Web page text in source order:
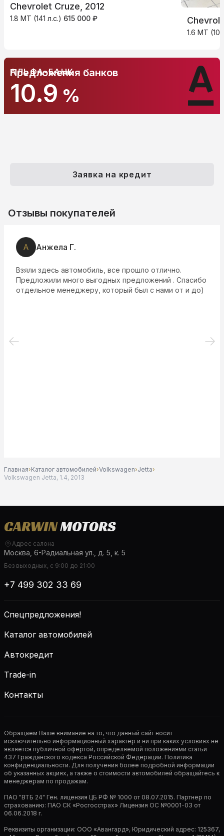
Chevrolet Cruze, 2012
1.8 MT (141 л.с.) 615 000 ₽
1.6 MT
АЛЬФА-БАНК
10.9 %
Предложения банков
Заявка на кредит
Отзывы покупателей
А анна Драницына
Уважительное и грамотное отношение к клиенту.
Особая благодарность Юрию за помощь в подборе и
консультации в выборе автомобиля,и кредитной
Главная›Каталог автомобилей›Volkswagen›Jetta›
Volkswagen Jetta, 1.4, 2013
Адрес салона
Москва, 6-Радиальная ул., д. 5, к. 5
Без выходных, с 9:00 до 21:00
+7 499 302 33 69
Спецпредложения!
Каталог автомобилей
Автокредит
Trade-in
Контакты
Обращаем Ваше внимание на то, что данный сайт носит
исключительно информационный характер и ни при каких условиях не
является публичной офертой, определяемой положениями статьи
437 Гражданского кодекса Российской Федерации. Политика
конфиденциальности. Для получения более подробной информации
об указанных акциях, а также о стоимости автомобилей обращайтесь к
менеджерам по продажам.
ПАО "ВТБ 24" Ген. лицензия ЦБ РФ № 1000 от 08.07.2015. Партнер по
страхованию: ПАО СК «Росгосстрах» Лицензия ОС №0001-03 от
06.06.2018 г.
Реквизиты организации: ООО «Авангард», Юридический адрес: 125367,